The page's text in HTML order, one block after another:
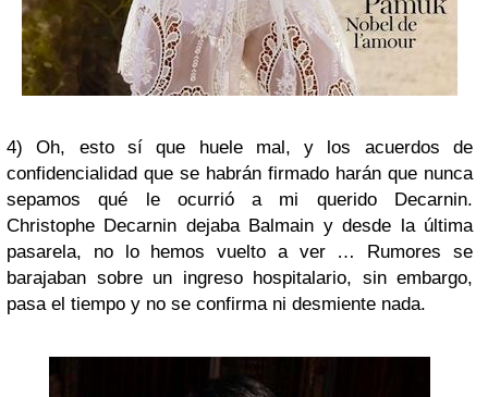
4) Oh, esto sí que huele mal, y los acuerdos de
confidencialidad que se habrán firmado harán que nunca
sepamos qué le ocurrió a mi querido Decarnin.
Christophe Decarnin dejaba Balmain y desde la última
pasarela, no lo hemos vuelto a ver … Rumores se
barajaban sobre un ingreso hospitalario, sin embargo,
pasa el tiempo y no se confirma ni desmiente nada.